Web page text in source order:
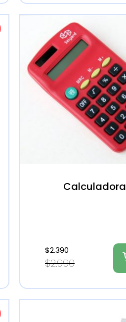
Calculadora
$2.990
$2.390